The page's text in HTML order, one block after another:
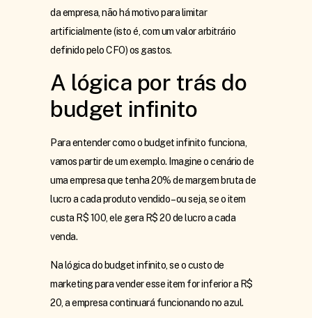
da empresa, não há motivo para limitar
artificialmente (isto é, com um valor arbitrário
definido pelo CFO) os gastos.
A lógica por trás do
budget infinito
Para entender como o budget infinito funciona,
vamos partir de um exemplo. Imagine o cenário de
uma empresa que tenha 20% de margem bruta de
lucro a cada produto vendido – ou seja, se o item
custa R$ 100, ele gera R$ 20 de lucro a cada
venda.
Na lógica do budget infinito, se o custo de
marketing para vender esse item for inferior a R$
20, a empresa continuará funcionando no azul.